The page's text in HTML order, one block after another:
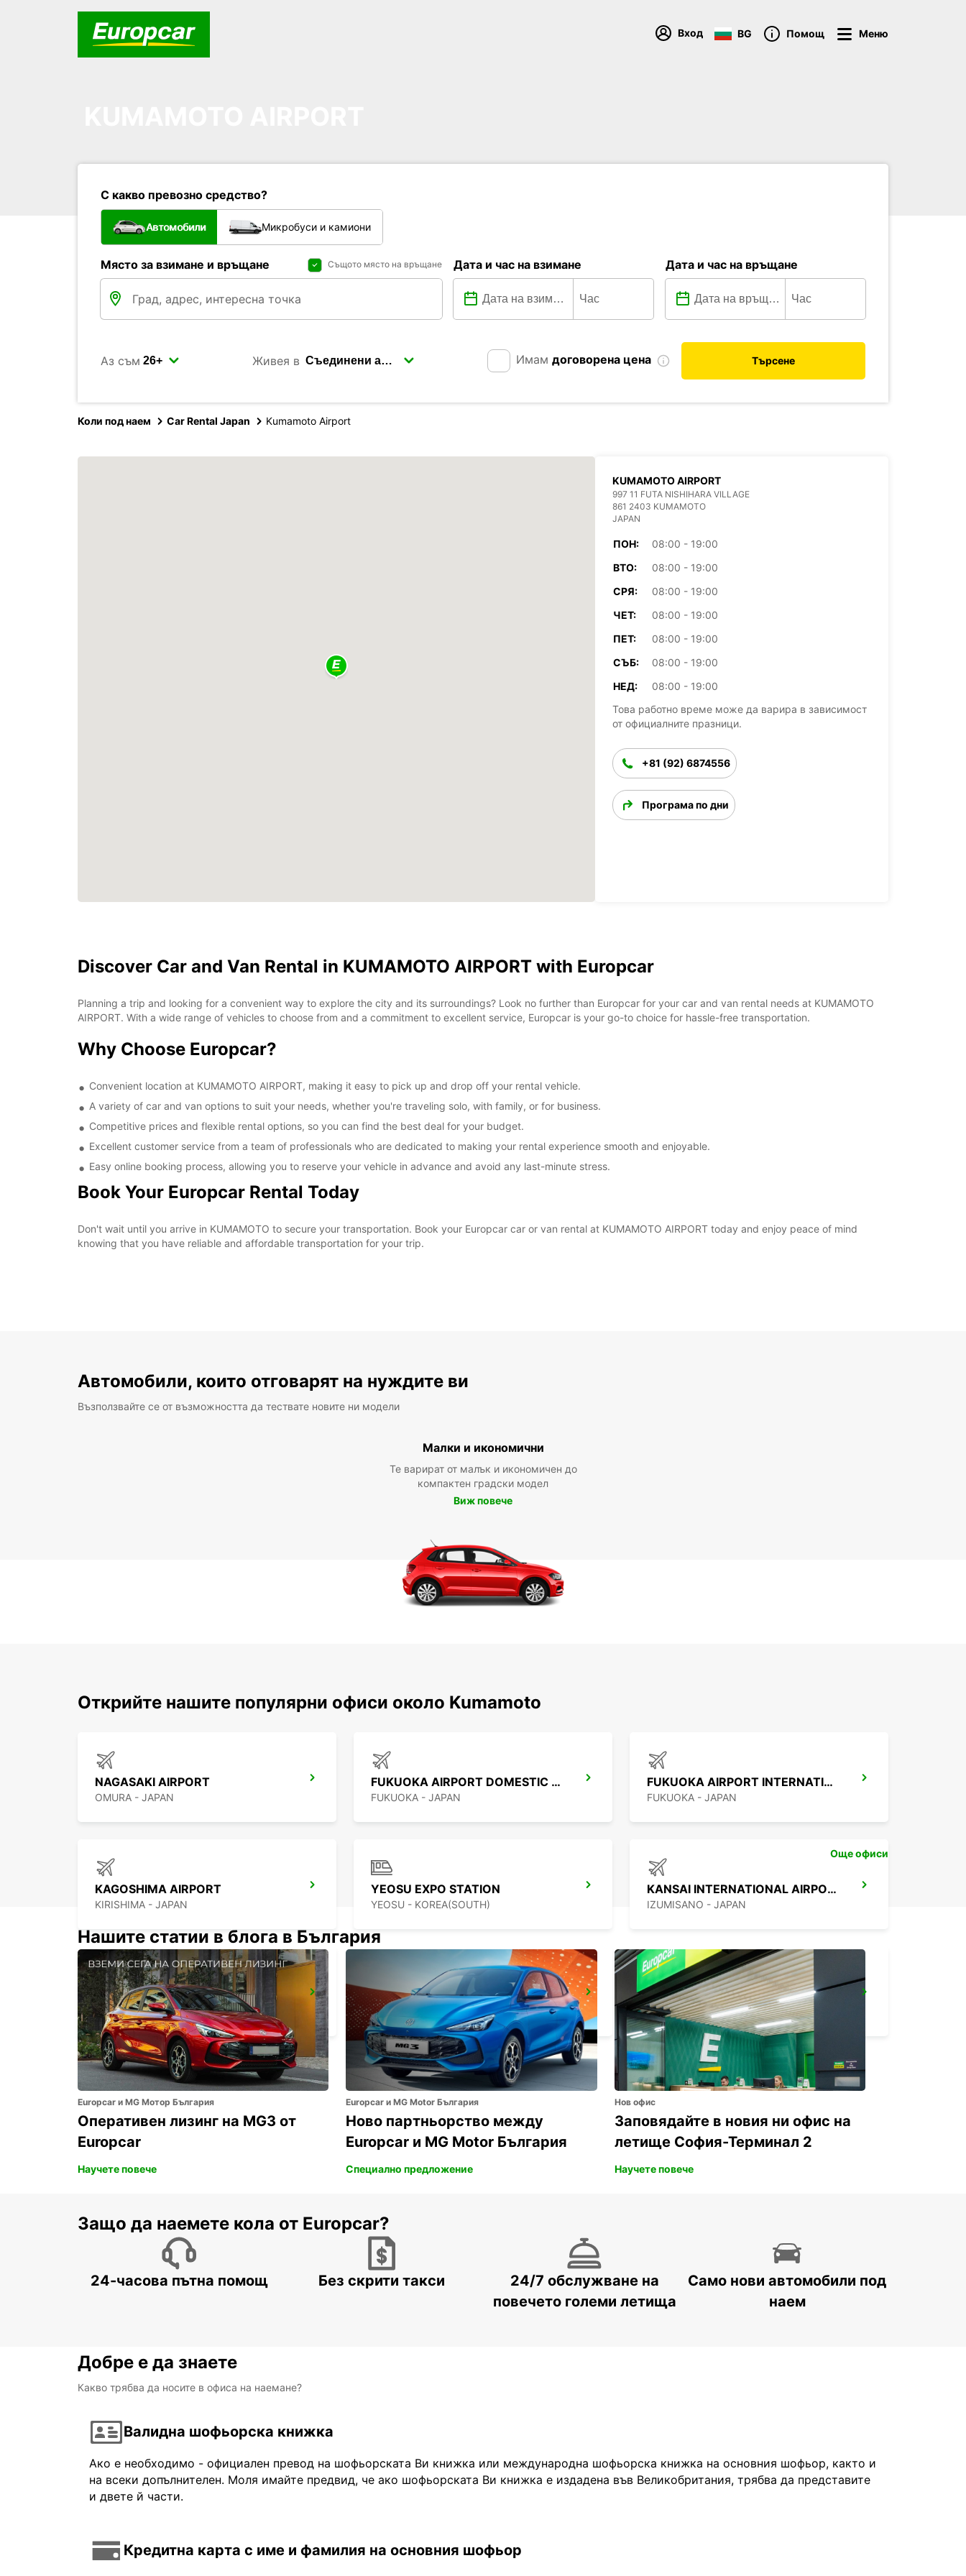
Вход BG Помощ Меню
С какво превозно средство?
Автомобили Микробуси и камиони
Място за взимане и връщане Същото място на връщане Дата и час на взимане Дата и час на връщане
Аз съм Живея в Имам договорена цена Търсене
Коли под наем Car Rental Japan Kumamoto Airport
KUMAMOTO AIRPORT
997 11 FUTA NISHIHARA VILLAGE
861 2403 KUMAMOTO
JAPAN
ПОН:
08:00 - 19:00
ВТО:
08:00 - 19:00
СРЯ:
08:00 - 19:00
ЧЕТ:
08:00 - 19:00
ПЕТ:
08:00 - 19:00
СЪБ:
08:00 - 19:00
НЕД:
08:00 - 19:00
Това работно време може да варира в зависимост
от официалните празници.
+81 (92) 6874556
Програма по дни
Discover Car and Van Rental in KUMAMOTO AIRPORT with Europcar
Planning a trip and looking for a convenient way to explore the city and its surroundings? Look no further than Europcar for your car and van rental needs at KUMAMOTO
AIRPORT. With a wide range of vehicles to choose from and a commitment to excellent service, Europcar is your go-to choice for hassle-free transportation.
Why Choose Europcar?
Convenient location at KUMAMOTO AIRPORT, making it easy to pick up and drop off your rental vehicle.
A variety of car and van options to suit your needs, whether you're traveling solo, with family, or for business.
Competitive prices and flexible rental options, so you can find the best deal for your budget.
Excellent customer service from a team of professionals who are dedicated to making your rental experience smooth and enjoyable.
Easy online booking process, allowing you to reserve your vehicle in advance and avoid any last-minute stress.
Book Your Europcar Rental Today
Don't wait until you arrive in KUMAMOTO to secure your transportation. Book your Europcar car or van rental at KUMAMOTO AIRPORT today and enjoy peace of mind
knowing that you have reliable and affordable transportation for your trip.
Автомобили, които отговарят на нуждите ви
Възползвайте се от възможността да тествате новите ни модели
Малки и икономични
Те варират от малък и икономичен до
компактен градски модел
Виж повече
Открийте нашите популярни офиси около Kumamoto
NAGASAKI AIRPORT
OMURA - JAPAN
FUKUOKA AIRPORT DOMESTIC TERMINAL
FUKUOKA - JAPAN
FUKUOKA AIRPORT INTERNATIONAL TERMINAL
FUKUOKA - JAPAN
KAGOSHIMA AIRPORT
KIRISHIMA - JAPAN
YEOSU EXPO STATION
YEOSU - KOREA(SOUTH)
KANSAI INTERNATIONAL AIRPORT
IZUMISANO - JAPAN
GWANGJU
GWANGJU - KOREA(SOUTH)
GANGNAM DOWNTOWN
SEOUL - KOREA(SOUTH)
YONGSAN DOWNTOWN
SEOUL - KOREA(SOUTH)
Още офиси
Нашите статии в блога в България
Europcar и MG Мотор България
Оперативен лизинг на MG3 от
Europcar
Научете повече
Europcar и MG Motor България
Ново партньорство между
Europcar и MG Motor България
Специално предложение
Нов офис
Заповядайте в новия ни офис на
летище София-Терминал 2
Научете повече
Защо да наемете кола от Europcar?
24-часова пътна помощ Без скрити такси
24/7 обслужване на
повечето големи летища
Само нови автомобили под
наем
Добре е да знаете
Какво трябва да носите в офиса на наемане?
Валидна шофьорска книжка
Ако е необходимо - официален превод на шофьорската Ви книжка или международна шофьорска книжка на основния шофьор, както и
на всеки допълнителен. Моля имайте предвид, че ако шофьорската Ви книжка е издадена във Великобритания, трябва да представите
и двете й части.
Кредитна карта с име и фамилия на основния шофьор